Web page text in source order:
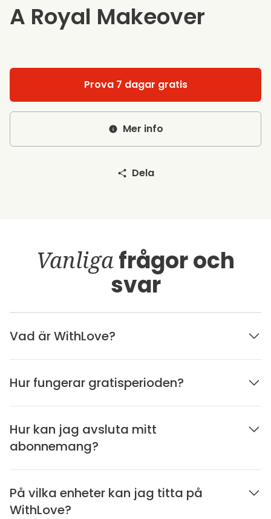
A Royal Makeover
Prova 7 dagar gratis
Mer info
Dela
Vanligafrågor och
svar
Vad är WithLove?
Hur fungerar gratisperioden?
Hur kan jag avsluta mitt
abonnemang?
På vilka enheter kan jag titta på
WithLove?